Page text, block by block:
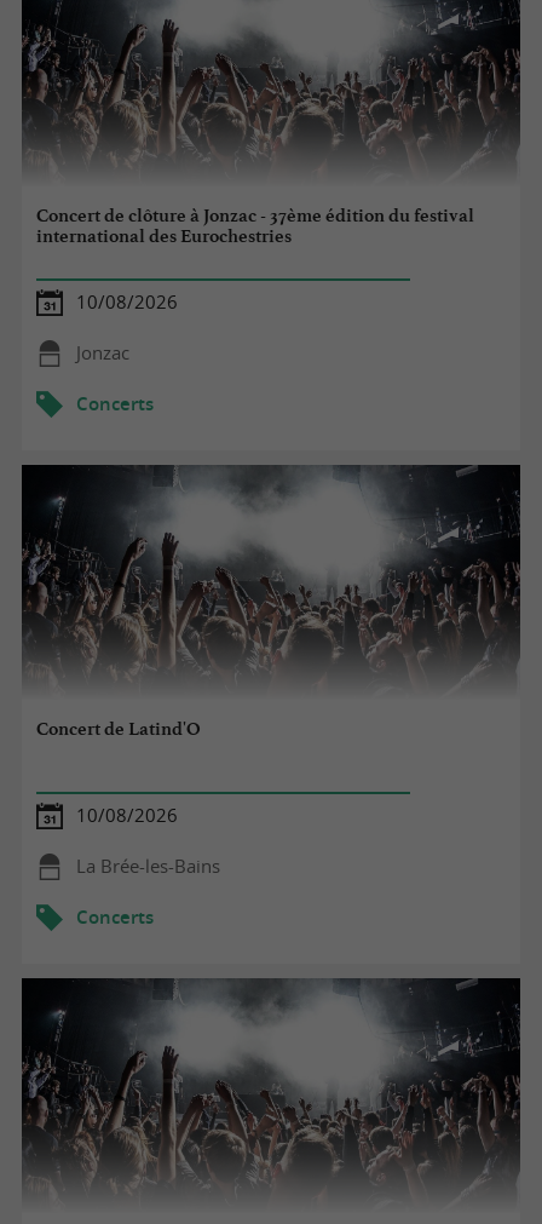
Concert de clôture à Jonzac - 37ème édition du festival
international des Eurochestries
10/08/2026
Jonzac
Concerts
Concert de Latind'O
10/08/2026
La Brée-les-Bains
Concerts